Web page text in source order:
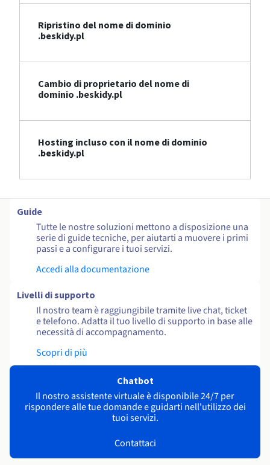
Ripristino del nome di dominio
.beskidy.pl
Cambio di proprietario del nome di
dominio .beskidy.pl
Hosting incluso con il nome di dominio
.beskidy.pl
Guide
Tutte le nostre soluzioni mettono a disposizione una
serie di guide tecniche, per aiutarti a muovere i primi
passi e a configurare i tuoi servizi.
Accedi alla documentazione
Livelli di supporto
Il nostro team è raggiungibile tramite live chat, ticket
e telefono. Adatta il tuo livello di supporto in base alle
necessità di accompagnamento.
Scopri di più
Chatbot
Il nostro assistente virtuale è disponibile 24/7 per
rispondere alle tue domande e guidarti nell'utilizzo dei
tuoi servizi.
Contattaci